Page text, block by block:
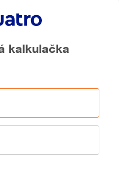
kalkulačka